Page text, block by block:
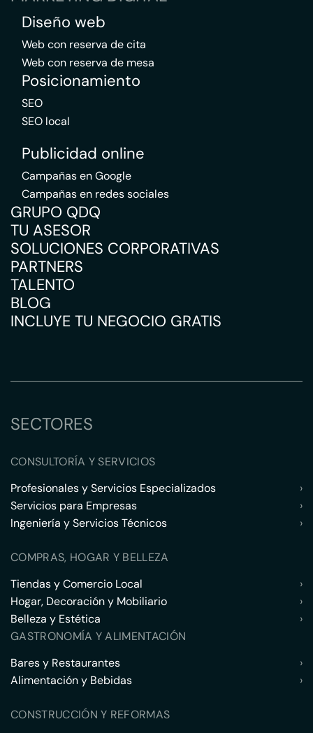
Diseño web
Web con reserva de cita
Web con reserva de mesa
Posicionamiento
SEO
SEO local
Publicidad online
Campañas en Google
Campañas en redes sociales
GRUPO QDQ
TU ASESOR
SOLUCIONES CORPORATIVAS
PARTNERS
TALENTO
BLOG
INCLUYE TU NEGOCIO GRATIS
SECTORES
CONSULTORÍA Y SERVICIOS
Profesionales y Servicios Especializados
›
Servicios para Empresas
›
Ingeniería y Servicios Técnicos
›
COMPRAS, HOGAR Y BELLEZA
Tiendas y Comercio Local
›
Hogar, Decoración y Mobiliario
›
Belleza y Estética
›
GASTRONOMÍA Y ALIMENTACIÓN
Bares y Restaurantes
›
Alimentación y Bebidas
›
CONSTRUCCIÓN Y REFORMAS